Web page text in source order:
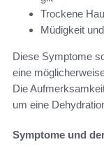
Trockene
Müdigkeit
Diese Symptome
eine
Die
um eine
Symptome und